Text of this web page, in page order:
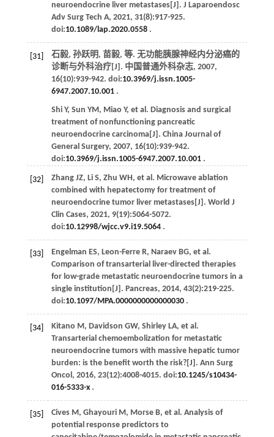
neuroendocrine liver metastases[J]. J Laparoendosc
Adv Surg Tech A, 2021, 31(8):917-925.
doi:10.1089/lap.2020.0558.
[31] 石毅, 孙跃明, 苗毅, 等. 无功能胰腺神经内分泌癌的
诊断与外科治疗[J]. 中国普通外科杂志, 2007,
16(10):939-942. doi:10.3969/j.issn.1005-
6947.2007.10.001.
Shi Y, Sun YM, Miao Y, et al. Diagnosis and surgical
treatment of nonfunctioning pancreatic
neuroendocrine carcinoma[J]. China Journal of
General Surgery, 2007, 16(10):939-942.
doi:10.3969/j.issn.1005-6947.2007.10.001.
[32] Zhang JZ, Li S, Zhu WH, et al. Microwave ablation
combined with hepatectomy for treatment of
neuroendocrine tumor liver metastases[J]. World J
Clin Cases, 2021, 9(19):5064-5072.
doi:10.12998/wjcc.v9.i19.5064.
[33] Engelman ES, Leon-Ferre R, Naraev BG, et al.
Comparison of transarterial liver-directed therapies
for low-grade metastatic neuroendocrine tumors in a
single institution[J]. Pancreas, 2014, 43(2):219-225.
doi:10.1097/MPA.0000000000000030.
[34] Kitano M, Davidson GW, Shirley LA, et al.
Transarterial chemoembolization for metastatic
neuroendocrine tumors with massive hepatic tumor
burden: is the benefit worth the risk?[J]. Ann Surg
Oncol, 2016, 23(12):4008-4015. doi:10.1245/s10434-
016-5333-x.
[35] Cives M, Ghayouri M, Morse B, et al. Analysis of
potential response predictors to